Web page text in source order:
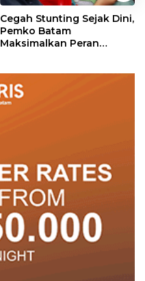
Cegah Stunting Sejak Dini,
Pemko Batam
Maksimalkan Peran